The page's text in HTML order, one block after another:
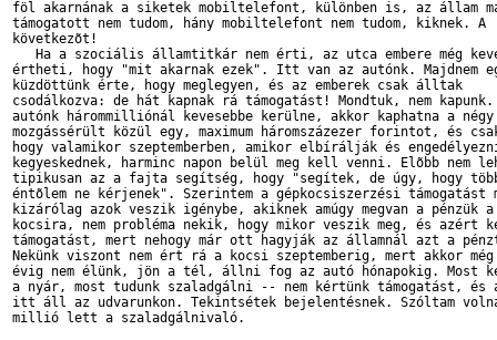
föl akarnának a siketek mobiltelefont, különben is, az állam
támogatott nem tudom, hány mobiltelefont nem tudom, kiknek. A
következõt!
Ha a szociális államtitkár nem érti, az utca embere még
értheti, hogy "mit akarnak ezek". Itt van az autónk. Majdnem
küzdöttünk érte, hogy meglegyen, és az emberek csak álltak
csodálkozva: de hát kapnak rá támogatást! Mondtuk, nem kapunk.
autónk hárommilliónál kevesebbe kerülne, akkor kaphatna a négy
mozgássérült közül egy, maximum háromszázezer forintot, és
hogy valamikor szeptemberben, amikor elbírálják és
kegyeskednek, harminc napon belül meg kell venni. Elõbb nem
tipikusan az a fajta segítség, hogy "segítek, de úgy, hogy
éntõlem ne kérjenek". Szerintem a gépkocsiszerzési támogatást
kizárólag azok veszik igénybe, akiknek amúgy megvan a pénzük a
kocsira, nem probléma nekik, hogy mikor veszik meg, és azért
támogatást, mert nehogy már ott hagyják az államnál azt a
Nekünk viszont nem ért rá a kocsi szeptemberig, mert akkor még
évig nem élünk, jön a tél, állni fog az autó hónapokig. Most
a nyár, most tudunk szaladgálni -- nem kértünk támogatást, és
itt áll az udvarunkon. Tekintsétek bejelentésnek. Szóltam
millió lett a szaladgálnivaló.